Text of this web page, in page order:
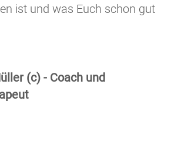
ist und was Euch schon gut
(c) - Coach und